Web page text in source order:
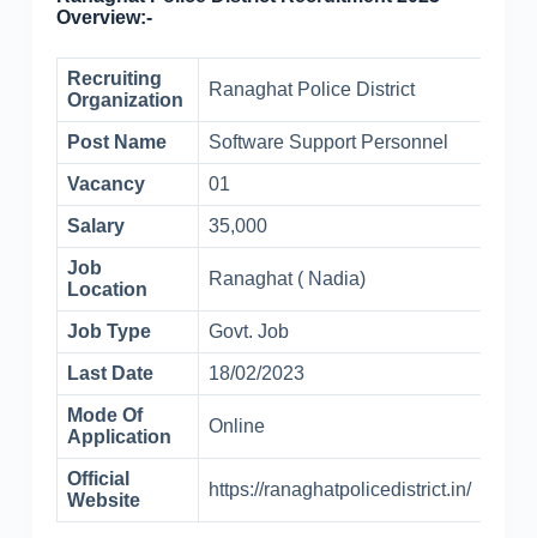
Overview:-
Recruiting
Organization
Ranaghat Police District
Post Name Software Support Personnel
Vacancy 01
Salary 35,000
Job
Location
Ranaghat ( Nadia)
Job Type Govt. Job
Last Date 18/02/2023
Mode Of
Application
Online
Official
Website
https://ranaghatpolicedistrict.in/